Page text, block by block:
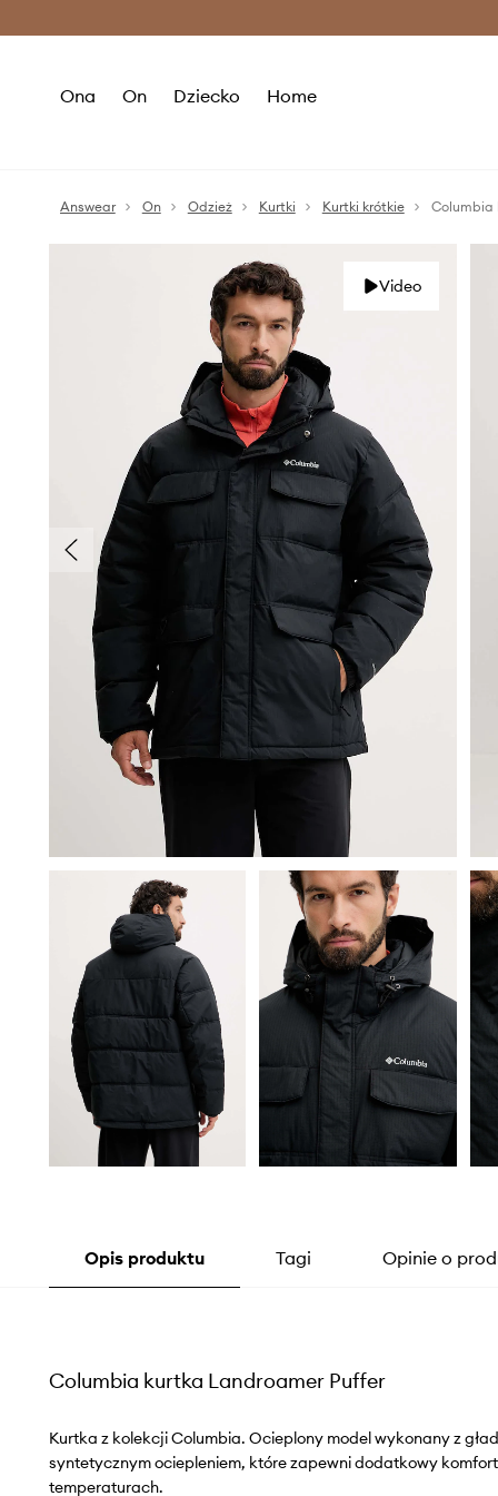
Ona On Dziecko Home
Answear On Odzież Kurtki Kurtki krótkie Columbia
Video
Opis produktu Tagi Opinie o
Columbia kurtka Landroamer Puffer
Kurtka z kolekcji Columbia. Ocieplony model wykonany z
syntetycznym ociepleniem, które zapewni dodatkowy
temperaturach.